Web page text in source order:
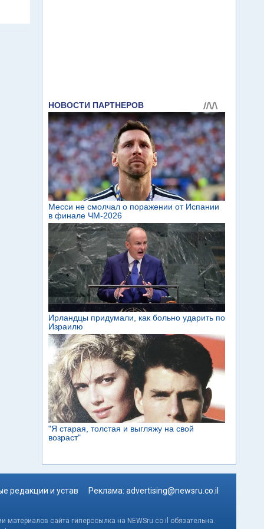
редакции и устав Реклама: advertising@newsru.co.il
сайта гиперссылка на NEWSru.co.il обязательна.